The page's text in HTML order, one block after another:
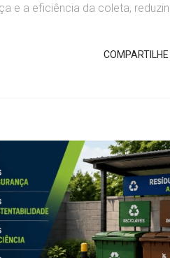
e a eficiência da coleta,
COMPARTILHE